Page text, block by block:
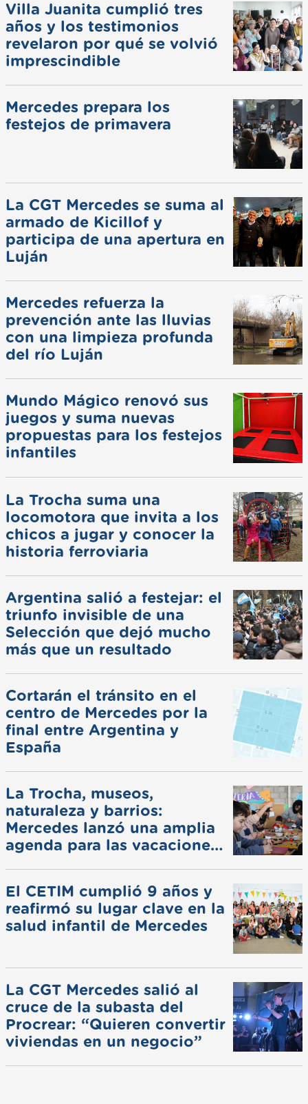
Villa Juanita cumplió tres
años y los testimonios
revelaron por qué se volvió
imprescindible
Mercedes prepara los
festejos de primavera
La CGT Mercedes se suma al
armado de Kicillof y
participa de una apertura en
Luján
Mercedes refuerza la
prevención ante las lluvias
con una limpieza profunda
del río Luján
Mundo Mágico renovó sus
juegos y suma nuevas
propuestas para los festejos
infantiles
La Trocha suma una
locomotora que invita a los
chicos a jugar y conocer la
historia ferroviaria
Argentina salió a festejar: el
triunfo invisible de una
Selección que dejó mucho
más que un resultado
Cortarán el tránsito en el
centro de Mercedes por la
final entre Argentina y
España
La Trocha, museos,
naturaleza y barrios:
Mercedes lanzó una amplia
agenda para las vacaciones
El CETIM cumplió 9 años y
reafirmó su lugar clave en la
salud infantil de Mercedes
La CGT Mercedes salió al
cruce de la subasta del
Procrear: “Quieren convertir
viviendas en un negocio”